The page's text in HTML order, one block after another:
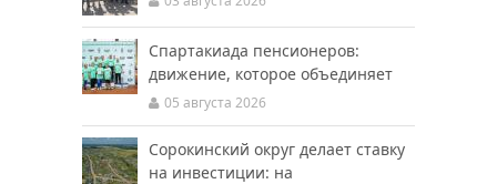
Спартакиада пенсионеров:
движение, которое объединяет
05 августа 2026
Сорокинский округ делает ставку
на инвестиции: на